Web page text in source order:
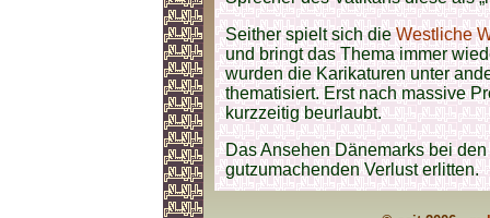
Seither spielt sich dieWestliche
und bringt das Thema immer
wurden die Karikaturen unter
thematisiert. Erst nach massive
kurzzeitig beurlaubt.
Das Ansehen Dänemarks bei den
gutzumachenden Verlust erlitten.